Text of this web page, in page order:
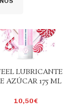
LUBRICANTE
AZÚCAR 175 ML
10,50€